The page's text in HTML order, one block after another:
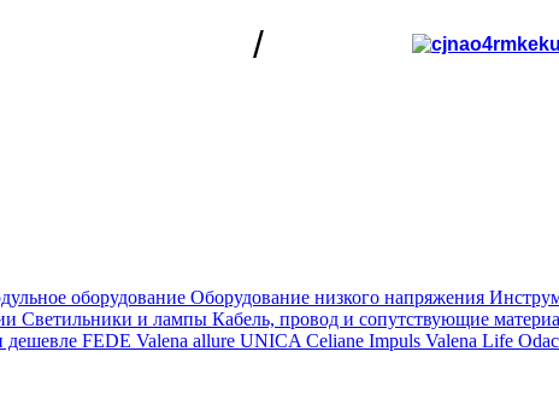
/
оборудование Оборудование низкого напряжения
Светильники и лампы Кабель, провод и сопутствующие
дешевле FEDE Valena allure UNICA Celiane Impuls Valena Life